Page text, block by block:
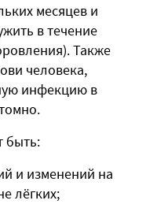
месяцев и
в течение
Также
человека,
инфекцию в
быть:
и изменений на
лёгких;